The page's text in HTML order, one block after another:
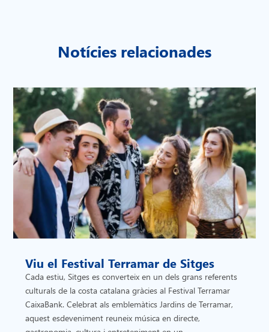
Notícies relacionades
Viu el Festival Terramar de Sitges
Cada estiu, Sitges es converteix en un dels grans referents
culturals de la costa catalana gràcies al Festival Terramar
CaixaBank. Celebrat als emblemàtics Jardins de Terramar,
aquest esdeveniment reuneix música en directe,